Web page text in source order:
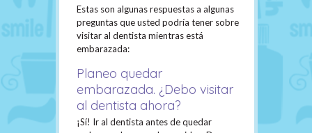
Estas son algunas respuestas a algunas
preguntas que usted podría tener sobre
visitar al dentista mientras está
embarazada:
Planeo quedar
embarazada. ¿Debo visitar
al dentista ahora?
¡Sí! Ir al dentista antes de quedar